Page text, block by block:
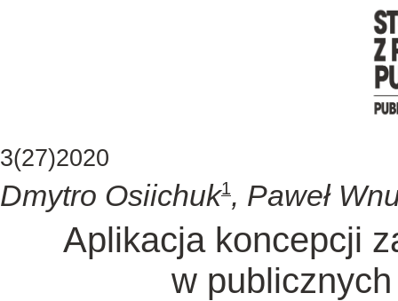
3(27)2020
Dmytro Osiichuk1, Paweł
Aplikacja koncepcji
w